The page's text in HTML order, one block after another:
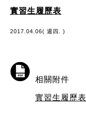
實習生履歷表
2017.04.06( 週四. )
相關附件
實習生履歷表